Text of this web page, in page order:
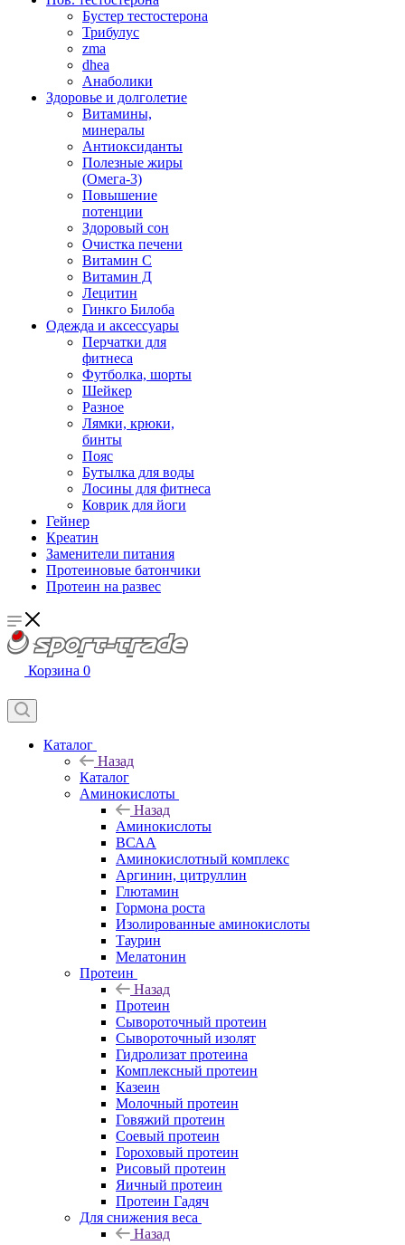
Бустер тестостерона
Трибулус
zma
dhea
Анаболики
Здоровье и долголетие
Витамины,
минералы
Антиоксиданты
Полезные жиры
(Омега-3)
Повышение
потенции
Здоровый сон
Очистка печени
Витамин С
Витамин Д
Лецитин
Гинкго Билоба
Одежда и аксессуары
Перчатки для
фитнеса
Футболка, шорты
Шейкер
Разное
Лямки, крюки,
бинты
Пояс
Бутылка для воды
Лосины для фитнеса
Коврик для йоги
Гейнер
Креатин
Заменители питания
Протеиновые батончики
Протеин на развес
Корзина 0
Каталог
Назад
Каталог
Аминокислоты
Назад
Аминокислоты
ВСАА
Аминокислотный комплекс
Аргинин, цитруллин
Глютамин
Гормона роста
Изолированные аминокислоты
Таурин
Мелатонин
Протеин
Назад
Протеин
Сывороточный протеин
Сывороточный изолят
Гидролизат протеина
Комплексный протеин
Казеин
Молочный протеин
Говяжий протеин
Соевый протеин
Гороховый протеин
Рисовый протеин
Яичный протеин
Протеин Гадяч
Для снижения веса
Назад